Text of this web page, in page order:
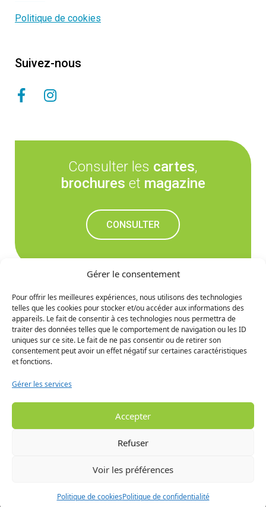
Gérer le consentement
Pour offrir les meilleures expériences, nous utilisons des technologies
telles que les cookies pour stocker et/ou accéder aux informations des
appareils. Le fait de consentir à ces technologies nous permettra de
traiter des données telles que le comportement de navigation ou les ID
uniques sur ce site. Le fait de ne pas consentir ou de retirer son
consentement peut avoir un effet négatif sur certaines caractéristiques
et fonctions.
Gérer les services
Accepter
Refuser
Voir les préférences
Politique de cookiesPolitique de confidentialité
Politique de cookies
Suivez-nous
Consulter les cartes,
brochures et magazine
CONSULTER
Ne manquez rien des
prochaines nouvelles
© 2024 MRC de la Haute Gaspésie - Tous droits réservés. -
et programmation :Jolifish